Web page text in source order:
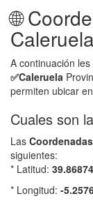
🌐
Caleruela
A continuación
✅Caleruela
permiten ubicar
Cuales son
Las
siguientes:
* Latitud:
* Longitud: -